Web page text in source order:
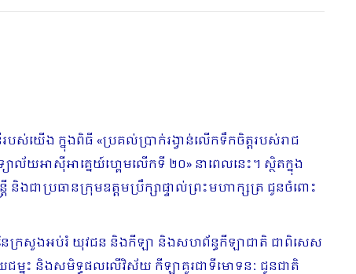
យើង ក្នុងពិធី «ប្រគល់ប្រាក់រង្វាន់លើកទឹកចិត្តរបស់រាជ
យអាស៊ីអាគ្នេយ៍ហ្គេមលើកទី ២០» នាពេលនេះ។ ស្ថិតក្នុង
ងជាប្រធានក្រុមឧត្តមប្រឹក្សាផ្ទាល់ព្រះមហាក្សត្រ ជូនចំពោះ
រនៃក្រសួងអប់រំ យុវជន និងកីឡា និងសហព័ន្ធកីឡាជាតិ ជាពិសេស
យជម្នះ និងសមិទ្ធផលលើវិស័យ កីឡាគួរជាទីមោទនៈ ជូនជាតិ